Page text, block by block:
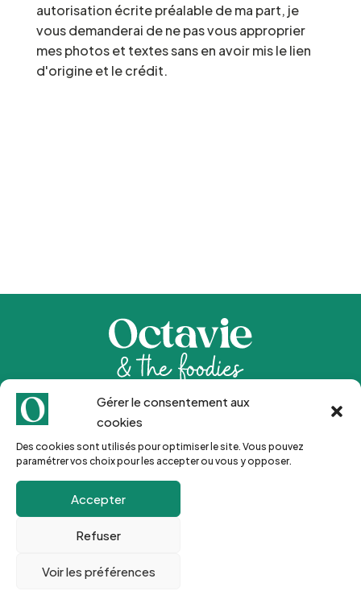
Gérer le consentement aux
cookies
Des cookies sont utilisés pour optimiser le site. Vous pouvez
paramétrer vos choix pour les accepter ou vous y opposer.
Accepter
Refuser
Voir les préférences
autorisation écrite préalable de ma part, je
vous demanderai de ne pas vous approprier
mes photos et textes sans en avoir mis le lien
d'origine et le crédit.
Inscription Newsletter 🍒
© 2024 Octavie & the foodies |